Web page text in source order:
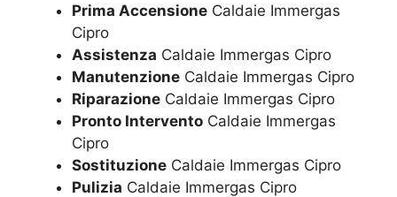
Prima Accensione Caldaie Immergas
Cipro
Assistenza Caldaie Immergas Cipro
Manutenzione Caldaie Immergas Cipro
Riparazione Caldaie Immergas Cipro
Pronto Intervento Caldaie Immergas
Cipro
Sostituzione Caldaie Immergas Cipro
Pulizia Caldaie Immergas Cipro